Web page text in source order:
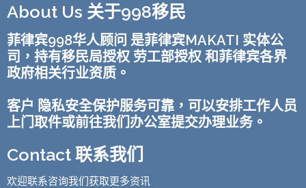
About Us 关于998移民
菲律宾998华人顾问 是菲律宾MAKATI 实体公
司，持有移民局授权 劳工部授权 和菲律宾各界
政府相关行业资质。
客户 隐私安全保护服务可靠，可以安排工作人员
上门取件或前往我们办公室提交办理业务。
Contact 联系我们
欢迎联系咨询我们获取更多资讯